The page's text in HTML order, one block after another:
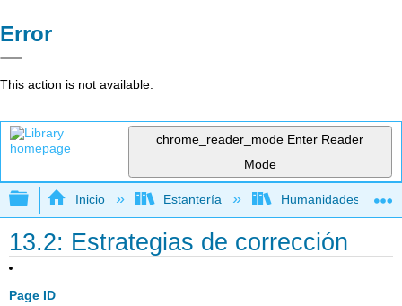
Error
This action is not available.
chrome_reader_mode Enter Reader
Mode
Expandir/contraer jerarquía global
Inicio Estantería Humanidades
13.2: Estrategias de corrección
Page ID